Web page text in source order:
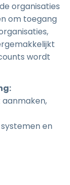
organisaties
om toegang
wordt
en